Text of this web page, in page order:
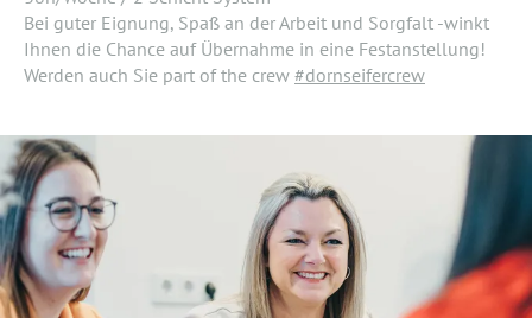
Bei guter Eignung, Spaß an der Arbeit und Sorgfalt -winkt
Ihnen die Chance auf Übernahme in eine Festanstellung!
Werden auch Sie part of the crew #dornseifercrew